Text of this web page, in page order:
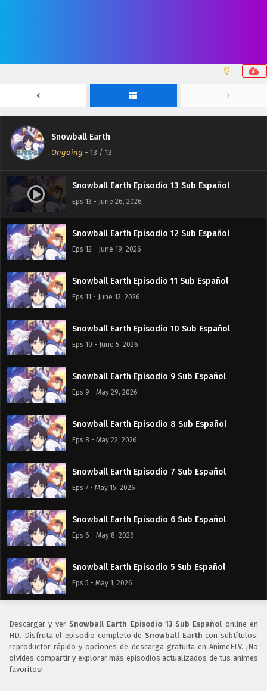
Snowball Earth
Ongoing - 13 / 13
Snowball Earth Episodio 13 Sub Español
Eps 13 - June 26, 2026
Snowball Earth Episodio 12 Sub Español
Eps 12 - June 19, 2026
Snowball Earth Episodio 11 Sub Español
Eps 11 - June 12, 2026
Snowball Earth Episodio 10 Sub Español
Eps 10 - June 5, 2026
Snowball Earth Episodio 9 Sub Español
Eps 9 - May 29, 2026
Snowball Earth Episodio 8 Sub Español
Eps 8 - May 22, 2026
Snowball Earth Episodio 7 Sub Español
Eps 7 - May 15, 2026
Snowball Earth Episodio 6 Sub Español
Eps 6 - May 8, 2026
Snowball Earth Episodio 5 Sub Español
Eps 5 - May 1, 2026
Eps 4 - April 30, 2026
Snowball Earth Episodio 3 Sub Español
Descargar y ver Snowball Earth Episodio 13 Sub Español online en
HD. Disfruta el episodio completo de Snowball Earth con subtítulos,
reproductor rápido y opciones de descarga gratuita en AnimeFLV. ¡No
olvides compartir y explorar más episodios actualizados de tus animes
favoritos!